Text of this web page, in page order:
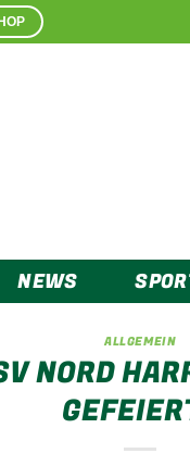
NEWS
ALLGEMEIN
NORD